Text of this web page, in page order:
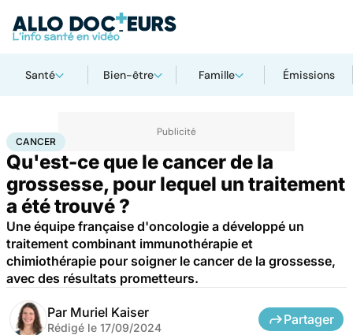
Santé Bien-être Famille Émissions
AccueilSanté Cancer
CANCER
Qu'est-ce que le cancer de la
grossesse, pour lequel un traitement
a été trouvé ?
Une équipe française d'oncologie a développé un
traitement combinant immunothérapie et
chimiothérapie pour soigner le cancer de la grossesse,
avec des résultats prometteurs.
Par Muriel Kaiser
Rédigé le 17/09/2024
Partager